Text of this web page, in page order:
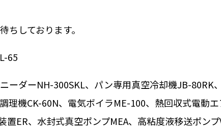
ちしております。
65
ーダーNH-300SKL、パン専用真空冷却機JB-80RK
理機CK-60N、電気ボイラME-100、熱回収式電動
置ER、水封式真空ポンプMEA、高粘度液移送ポン